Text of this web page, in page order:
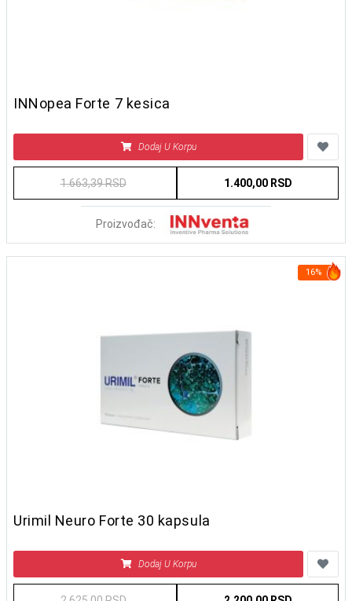
INNopea Forte 7 kesica
Dodaj U Korpu
1.663,39 RSD 1.400,00 RSD
Proizvođač:
16%
Urimil Neuro Forte 30 kapsula
Dodaj U Korpu